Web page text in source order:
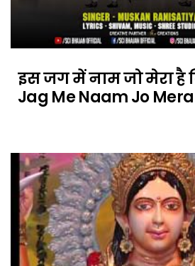
इस जग में नाम जो मेरा है
Jag Me Naam Jo